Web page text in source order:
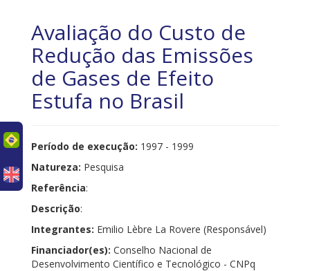
Avaliação do Custo de
Redução das Emissões
de Gases de Efeito
Estufa no Brasil
Período de execução: 1997 - 1999
Natureza: Pesquisa
Referência:
Descrição:
Integrantes: Emilio Lèbre La Rovere (Responsável)
Financiador(es): Conselho Nacional de
Desenvolvimento Científico e Tecnológico - CNPq